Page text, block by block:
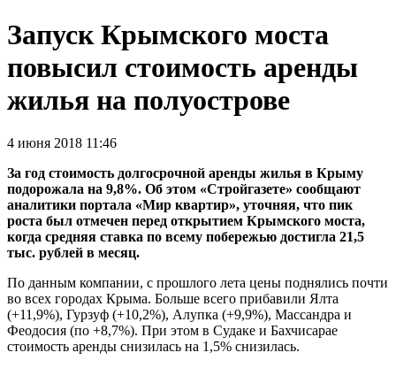
Запуск Крымского моста
повысил стоимость аренды
жилья на полуострове
4 июня 2018 11:46
За год стоимость долгосрочной аренды жилья в Крыму
подорожала на 9,8%. Об этом «Стройгазете» сообщают
аналитики портала «Мир квартир», уточняя, что пик
роста был отмечен перед открытием Крымского моста,
когда средняя ставка по всему побережью достигла 21,5
тыс. рублей в месяц.
По данным компании, с прошлого лета цены поднялись почти
во всех городах Крыма. Больше всего прибавили Ялта
(+11,9%), Гурзуф (+10,2%), Алупка (+9,9%), Массандра и
Феодосия (по +8,7%). При этом в Судаке и Бахчисарае
стоимость аренды снизилась на 1,5% снизилась.